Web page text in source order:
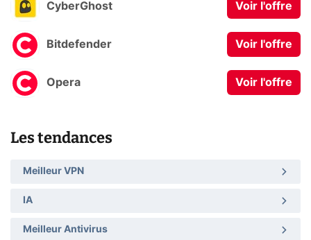
CyberGhost Voir l'offre
Bitdefender Voir l'offre
Opera Voir l'offre
Les tendances
Meilleur VPN
IA
Meilleur Antivirus